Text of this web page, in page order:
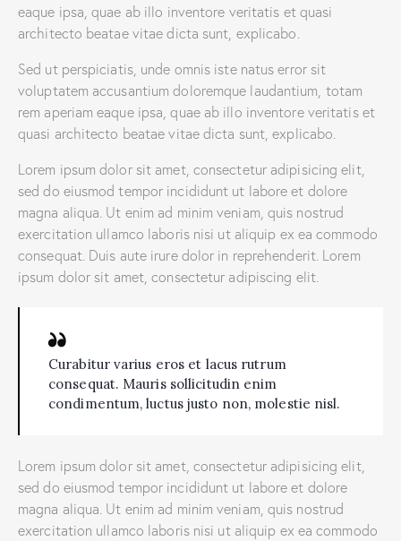
eaque ipsa, quae ab illo inventore veritatis et quasi
architecto beatae vitae dicta sunt, explicabo.
Sed ut perspiciatis, unde omnis iste natus error sit
voluptatem accusantium doloremque laudantium, totam
rem aperiam eaque ipsa, quae ab illo inventore veritatis et
quasi architecto beatae vitae dicta sunt, explicabo.
Lorem ipsum dolor sit amet, consectetur adipisicing elit,
sed do eiusmod tempor incididunt ut labore et dolore
magna aliqua. Ut enim ad minim veniam, quis nostrud
exercitation ullamco laboris nisi ut aliquip ex ea commodo
consequat. Duis aute irure dolor in reprehenderit. Lorem
ipsum dolor sit amet, consectetur adipiscing elit.
Curabitur varius eros et lacus rutrum
consequat. Mauris sollicitudin enim
condimentum, luctus justo non, molestie nisl.
Lorem ipsum dolor sit amet, consectetur adipisicing elit,
sed do eiusmod tempor incididunt ut labore et dolore
magna aliqua. Ut enim ad minim veniam, quis nostrud
exercitation ullamco laboris nisi ut aliquip ex ea commodo